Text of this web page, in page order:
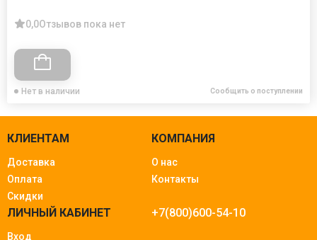
0,0Отзывов пока нет
Нет в наличии Сообщить о поступлении
КЛИЕНТАМ
Доставка
Оплата
Скидки
КОМПАНИЯ
О нас
Контакты
ЛИЧНЫЙ КАБИНЕТ
Вход
+7(800)600-54-10